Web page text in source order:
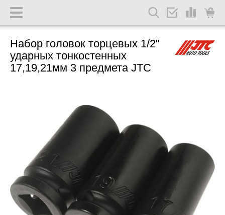
Набор головок торцевых 1/2"
ударных тонкостенных
17,19,21мм 3 предмета JTC